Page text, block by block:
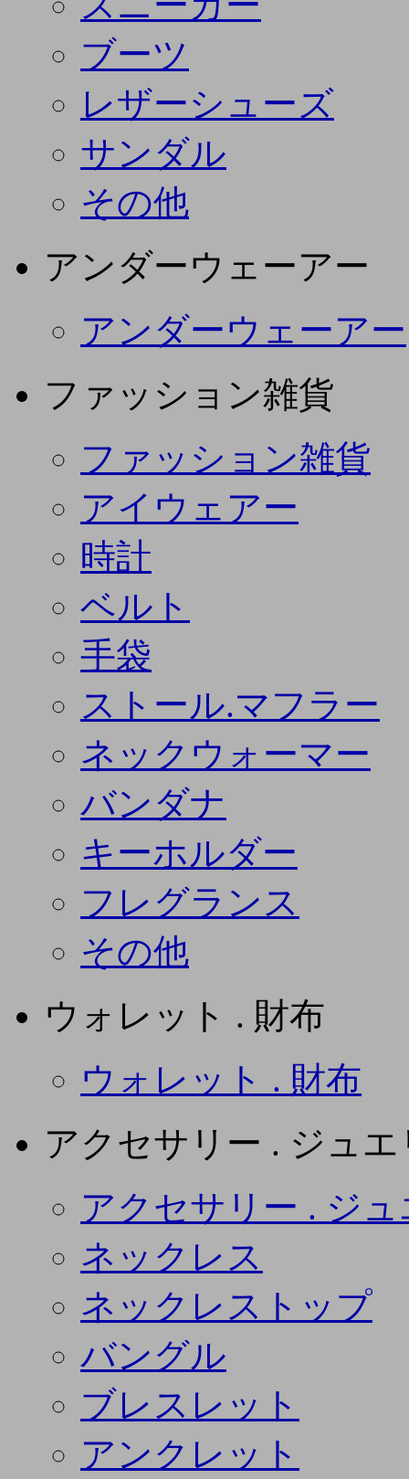
ブーツ
レザーシューズ
サンダル
その他
アンダーウェーアー
アンダーウェーアー
ファッション雑貨
ファッション雑貨
アイウェアー
時計
ベルト
手袋
ストール.マフラー
ネックウォーマー
バンダナ
キーホルダー
フレグランス
その他
ウォレット . 財布
ウォレット . 財布
アクセサリー . ジュエ
アクセサリー . ジ
ネックレス
ネックレストップ
バングル
ブレスレット
アンクレット